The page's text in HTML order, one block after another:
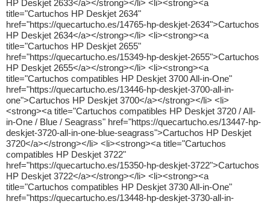
HP Deskjet 2633</a></strong></li> <li><strong><a
title="Cartuchos HP Deskjet 2634"
href="https://quecartucho.es/14765-hp-deskjet-2634">Cartuchos
HP Deskjet 2634</a></strong></li> <li><strong><a
title="Cartuchos HP Deskjet 2655"
href="https://quecartucho.es/15349-hp-deskjet-2655">Cartuchos
HP Deskjet 2655</a></strong></li> <li><strong><a
title="Cartuchos compatibles HP Deskjet 3700 All-in-One"
href="https://quecartucho.es/13446-hp-deskjet-3700-all-in-
one">Cartuchos HP Deskjet 3700</a></strong></li> <li>
<strong><a title="Cartuchos compatibles HP Deskjet 3720 / All-
in-One / Blue / Seagrass" href="https://quecartucho.es/13447-hp-
deskjet-3720-all-in-one-blue-seagrass">Cartuchos HP Deskjet
3720</a></strong></li> <li><strong><a title="Cartuchos
compatibles HP Deskjet 3722"
href="https://quecartucho.es/15350-hp-deskjet-3722">Cartuchos
HP Deskjet 3722</a></strong></li> <li><strong><a
title="Cartuchos compatibles HP Deskjet 3730 All-in-One"
href="https://quecartucho.es/13448-hp-deskjet-3730-all-in-